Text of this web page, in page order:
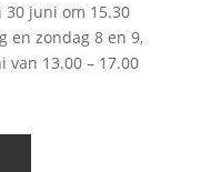
30 juni om 15.30
en zondag 8 en 9,
van 13.00 – 17.00